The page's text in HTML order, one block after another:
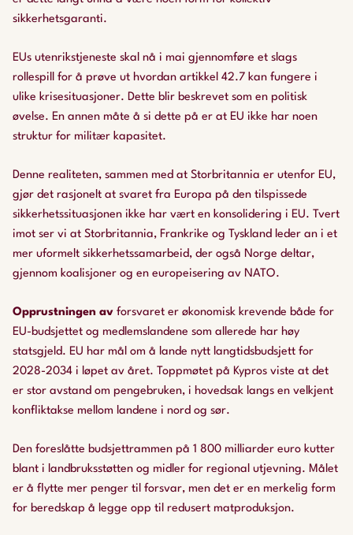
sikkerhetsgaranti.
EUs utenrikstjeneste skal nå i mai gjennomføre et slags
rollespill for å prøve ut hvordan artikkel 42.7 kan fungere i
ulike krisesituasjoner. Dette blir beskrevet som en politisk
øvelse. En annen måte å si dette på er at EU ikke har noen
struktur for militær kapasitet.
Denne realiteten, sammen med at Storbritannia er utenfor EU,
gjør det rasjonelt at svaret fra Europa på den tilspissede
sikkerhetssituasjonen ikke har vært en konsolidering i EU. Tvert
imot ser vi at Storbritannia, Frankrike og Tyskland leder an i et
mer uformelt sikkerhetssamarbeid, der også Norge deltar,
gjennom koalisjoner og en europeisering av NATO.
Opprustningen av forsvaret er økonomisk krevende både for
EU-budsjettet og medlemslandene som allerede har høy
statsgjeld. EU har mål om å lande nytt langtidsbudsjett for
2028-2034 i løpet av året. Toppmøtet på Kypros viste at det
er stor avstand om pengebruken, i hovedsak langs en velkjent
konfliktakse mellom landene i nord og sør.
Den foreslåtte budsjettrammen på 1 800 milliarder euro kutter
blant i landbruksstøtten og midler for regional utjevning. Målet
er å flytte mer penger til forsvar, men det er en merkelig form
for beredskap å legge opp til redusert matproduksjon.